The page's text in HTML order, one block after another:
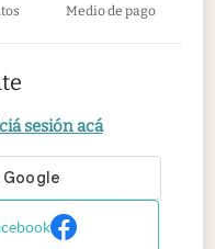
Medio de pago
sesión acá